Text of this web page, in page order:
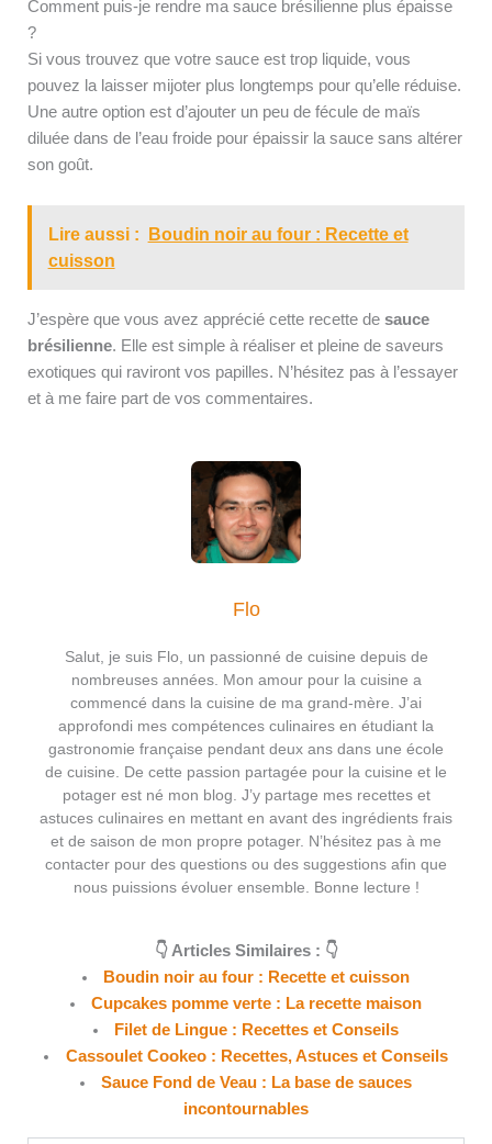
Comment puis-je rendre ma sauce brésilienne plus épaisse
?
Si vous trouvez que votre sauce est trop liquide, vous
pouvez la laisser mijoter plus longtemps pour qu’elle réduise.
Une autre option est d’ajouter un peu de fécule de maïs
diluée dans de l’eau froide pour épaissir la sauce sans altérer
son goût.
Lire aussi :
Boudin noir au four : Recette et
cuisson
J’espère que vous avez apprécié cette recette de sauce
brésilienne. Elle est simple à réaliser et pleine de saveurs
exotiques qui raviront vos papilles. N’hésitez pas à l’essayer
et à me faire part de vos commentaires.
Flo
Salut, je suis Flo, un passionné de cuisine depuis de
nombreuses années. Mon amour pour la cuisine a
commencé dans la cuisine de ma grand-mère. J’ai
approfondi mes compétences culinaires en étudiant la
gastronomie française pendant deux ans dans une école
de cuisine. De cette passion partagée pour la cuisine et le
potager est né mon blog. J’y partage mes recettes et
astuces culinaires en mettant en avant des ingrédients frais
et de saison de mon propre potager. N’hésitez pas à me
contacter pour des questions ou des suggestions afin que
nous puissions évoluer ensemble. Bonne lecture !
👇 Articles Similaires : 👇
Boudin noir au four : Recette et cuisson
Cupcakes pomme verte : La recette maison
Filet de Lingue : Recettes et Conseils
Cassoulet Cookeo : Recettes, Astuces et Conseils
Sauce Fond de Veau : La base de sauces
incontournables